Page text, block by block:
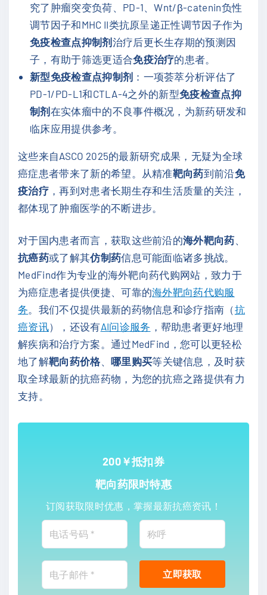
究了肿瘤突变负荷、PD-1、Wnt/β-catenin负性
调节因子和MHC II类抗原呈递正性调节因子作为
免疫检查点抑制剂治疗后更长生存期的预测因
子，有助于筛选更适合免疫治疗的患者。
新型免疫检查点抑制剂 ：一项荟萃分析评估了
PD-1/PD-L1和CTLA-4之外的新型免疫检查点抑
制剂在实体瘤中的不良事件概况，为新药研发和
临床应用提供参考。
这些来自ASCO 2025的最新研究成果，无疑为全球
癌症患者带来了新的希望。从精准靶向药到前沿免
疫治疗，再到对患者长期生存和生活质量的关注，
都体现了肿瘤医学的不断进步。
对于国内患者而言，获取这些前沿的海外靶向药、
抗癌药或了解其仿制药信息可能面临诸多挑战。
MedFind作为专业的海外靶向药代购网站，致力于
为癌症患者提供便捷、可靠的海外靶向药代购服
务。我们不仅提供最新的药物信息和诊疗指南（抗
癌资讯），还设有AI问诊服务 ，帮助患者更好地理
解疾病和治疗方案。通过MedFind，您可以更轻松
地了解靶向药价格、 哪里购买等关键信息，及时获
取全球最新的抗癌药物，为您的抗癌之路提供有力
支持。
200￥抵扣券
靶向药限时特惠
订阅获取限时优惠，掌握最新抗癌资讯！